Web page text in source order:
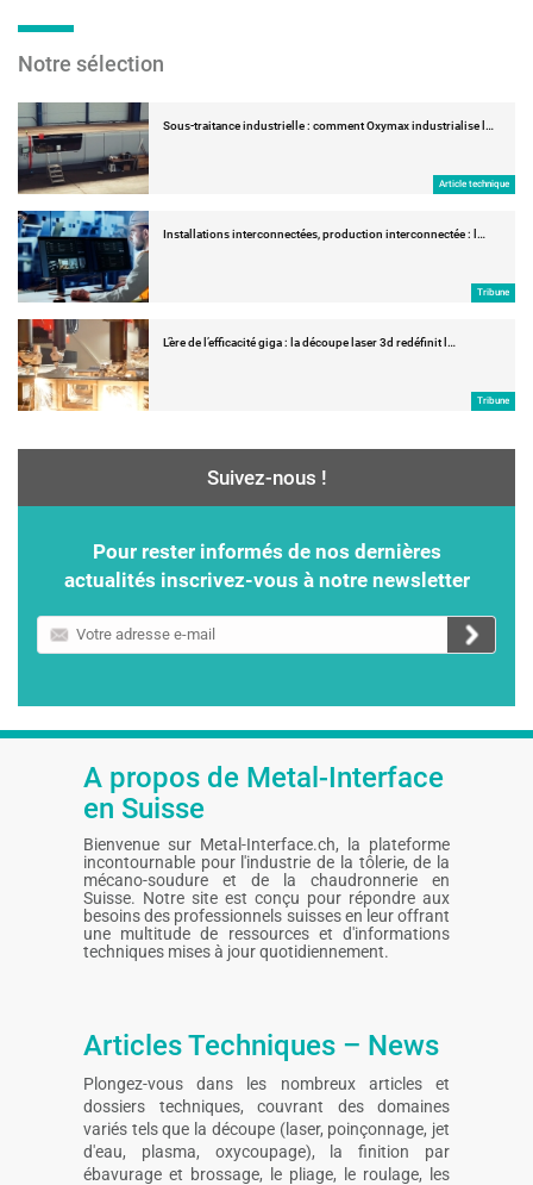
Notre sélection
Sous-traitance industrielle : comment Oxymax industrialise l…
Article technique
Installations interconnectées, production interconnectée : l…
Tribune
L’ère de l’efficacité giga : la découpe laser 3d redéfinit l…
Tribune
Suivez-nous !
Pour rester informés de nos dernières
actualités inscrivez-vous à notre newsletter
Votre
adresse
A propos de Metal-Interface
en Suisse
Bienvenue sur Metal-Interface.ch, la plateforme
incontournable pour l'industrie de la tôlerie, de la
mécano-soudure et de la chaudronnerie en
Suisse. Notre site est conçu pour répondre aux
besoins des professionnels suisses en leur offrant
une multitude de ressources et d'informations
techniques mises à jour quotidiennement.
Articles Techniques – News
Plongez-vous dans les nombreux articles et
dossiers techniques, couvrant des domaines
variés tels que la découpe (laser, poinçonnage, jet
d'eau, plasma, oxycoupage), la finition par
ébavurage et brossage, le pliage, le roulage, les